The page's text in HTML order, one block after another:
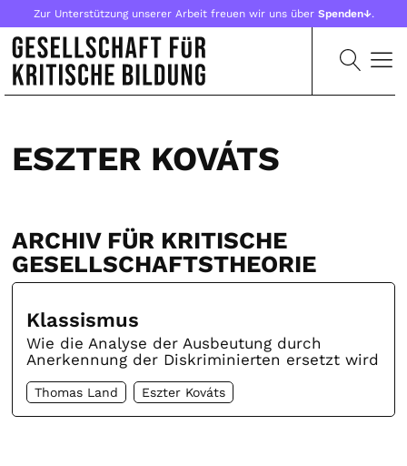
Zur Unterstützung unserer Arbeit freuen wir uns über Spenden↓.
ESZTER KOVÁTS
ARCHIV FÜR KRITISCHE
GESELLSCHAFTSTHEORIE
Klassismus
Wie die Analyse der Ausbeutung durch
Anerkennung der Diskriminierten ersetzt wird
Thomas Land Eszter Kováts